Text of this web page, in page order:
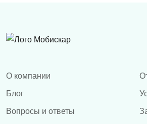
О компании
Блог
Вопросы и ответы